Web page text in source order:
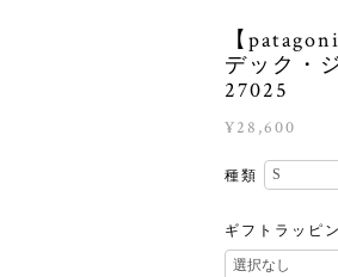
【
デック・
27025
¥28,600
種類
ギフトラッピ